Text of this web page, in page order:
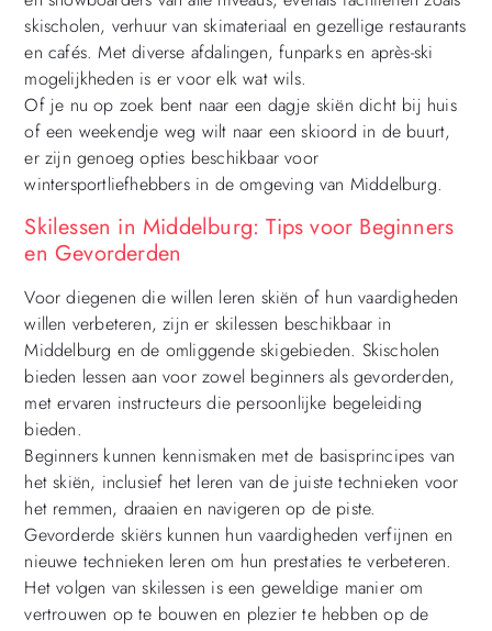
skischolen, verhuur van skimateriaal en gezellige restaurants
en cafés. Met diverse afdalingen, funparks en après-ski
mogelijkheden is er voor elk wat wils.
Of je nu op zoek bent naar een dagje skiën dicht bij huis
of een weekendje weg wilt naar een skioord in de buurt,
er zijn genoeg opties beschikbaar voor
wintersportliefhebbers in de omgeving van Middelburg.
Skilessen in Middelburg: Tips voor Beginners
en Gevorderden
Voor diegenen die willen leren skiën of hun vaardigheden
willen verbeteren, zijn er skilessen beschikbaar in
Middelburg en de omliggende skigebieden. Skischolen
bieden lessen aan voor zowel beginners als gevorderden,
met ervaren instructeurs die persoonlijke begeleiding
bieden.
Beginners kunnen kennismaken met de basisprincipes van
het skiën, inclusief het leren van de juiste technieken voor
het remmen, draaien en navigeren op de piste.
Gevorderde skiërs kunnen hun vaardigheden verfijnen en
nieuwe technieken leren om hun prestaties te verbeteren.
Het volgen van skilessen is een geweldige manier om
vertrouwen op te bouwen en plezier te hebben op de